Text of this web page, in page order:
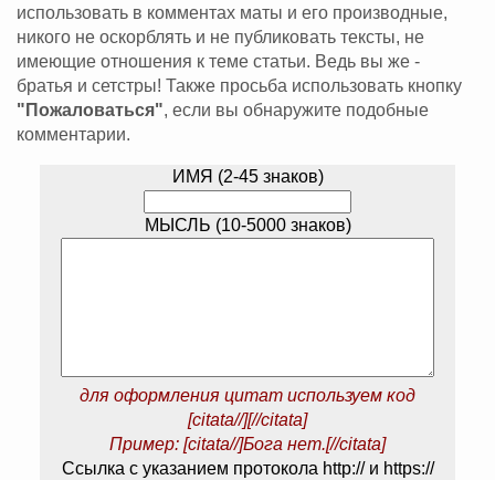
использовать в комментах маты и его производные,
никого не оскорблять и не публиковать тексты, не
имеющие отношения к теме статьи. Ведь вы же -
братья и сетстры! Также просьба использовать кнопку
"Пожаловаться", если вы обнаружите подобные
комментарии.
ИМЯ (2-45 знаков)
МЫСЛЬ (10-5000 знаков)
для оформления цитат используем код
[citata//][//citata]
Пример: [citata//]Бога нет.[//citata]
Ссылка с указанием протокола http:// и https://